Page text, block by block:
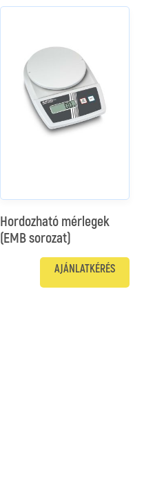
Hordozható mérlegek
(EMB sorozat)
AJÁNLATKÉRÉS